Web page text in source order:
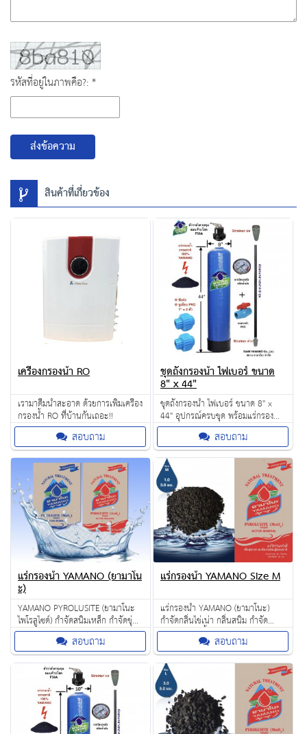
รหัสที่อยู่ในภาพคือ?: *
ส่งข้อความ
สินค้าที่เกี่ยวข้อง
เครื่องกรองน้ำ RO
เรามาดื่มน้ำสะอาด ด้วยการเพิ่มเครื่อง
กรองน้ำ RO ที่บ้านกันเถอะ!!
สอบถาม
ชุดถังกรองน้ำ ไฟเบอร์ ขนาด
8" x 44"
ชุดถังกรองน้ำ ไฟเบอร์ ขนาด 8'' x
44'' อุปกรณ์ครบชุด พร้อมแร่กรองน้ำ
YAMANO แร่ธรรมชาติ 100%
สอบถาม
แร่กรองน้ำ YAMANO (ยามาโน
ะ)
YAMANO PYROLUSITE (ยามาโนะ
ไพโรลูไซด์) กำจัดสนิมเหล็ก กำจัดขุ่น
และเหลืองจากสนิมสอบถาม
แร่กรองน้ำ YAMANO Size M
แร่กรองน้ำ YAMANO (ยามาโนะ)
กำจัดกลิ่นไข่เน่า กลิ่นสนิม กำจัด
แมงกานีสในน้ำ สอบถาม